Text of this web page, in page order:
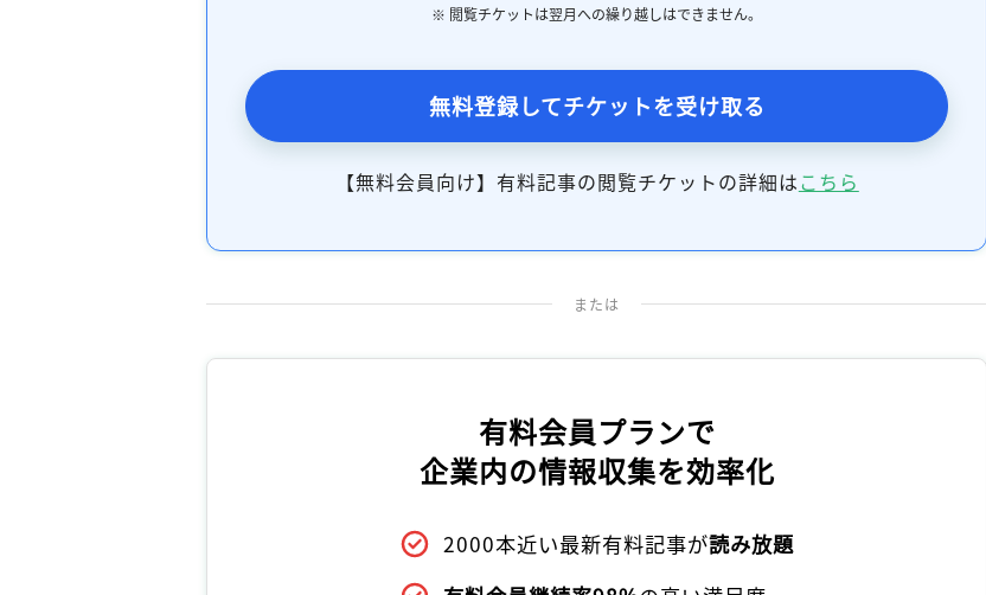
※ 閲覧チケットは翌月への繰り越しはできません。
無料登録してチケットを受け取る
【無料会員向け】有料記事の閲覧チケットの詳細はこちら
または
有料会員プランで
企業内の情報収集を効率化
2000本近い最新有料記事が読み放題
記事をお気に入りに保存するには
ログインが必要です